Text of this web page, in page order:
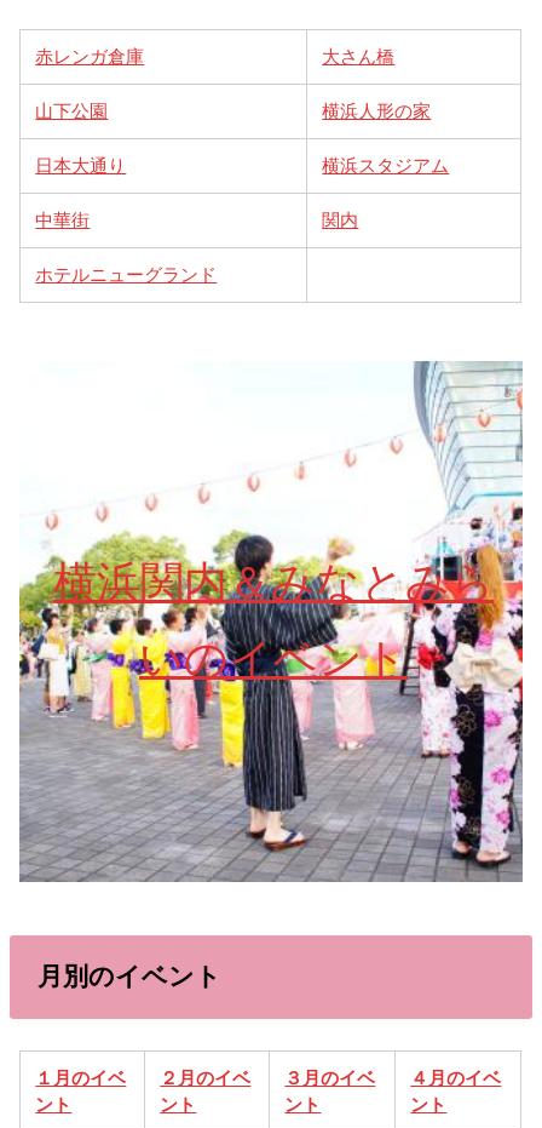
赤レンガ倉庫 大さん橋
山下公園 横浜人形の家
日本大通り 横浜スタジアム
中華街 関内
ホテルニューグランド
横浜関内＆みなとみら
いのイベント
月別のイベント
１月のイベ
ント
２月のイベ
ント
３月のイベ
ント
４月のイベ
ント